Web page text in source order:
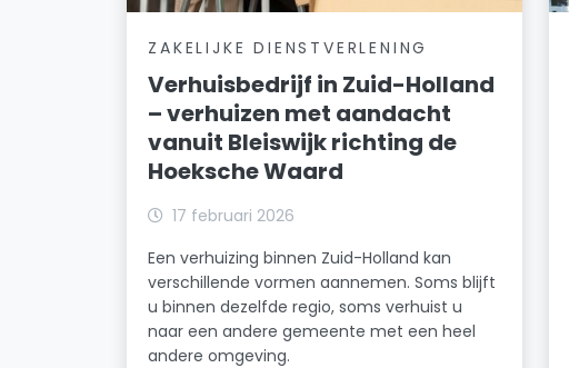
ZAKELIJKE DIENSTVERLENING
Verhuisbedrijf in Zuid-Holland
– verhuizen met aandacht
vanuit Bleiswijk richting de
Hoeksche Waard
17 februari 2026
Een verhuizing binnen Zuid-Holland kan
verschillende vormen aannemen. Soms blijft
u binnen dezelfde regio, soms verhuist u
naar een andere gemeente met een heel
andere omgeving.